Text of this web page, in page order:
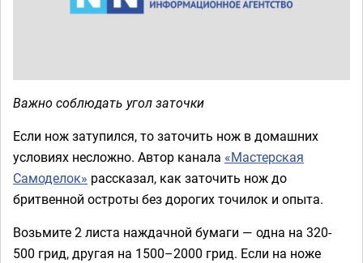
Важно соблюдать угол заточки
Если нож затупился, то заточить нож в домашних
условиях несложно. Автор канала «Мастерская
Самоделок» рассказал, как заточить нож до
бритвенной остроты без дорогих точилок и опыта.
Возьмите 2 листа наждачной бумаги — одна на 320-
500 грид, другая на 1500–2000 грид. Если на ноже